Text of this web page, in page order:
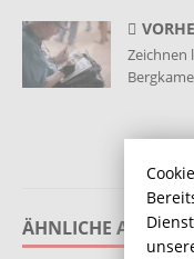
Zeichnen
ÄHNLICHE ARTIKEL